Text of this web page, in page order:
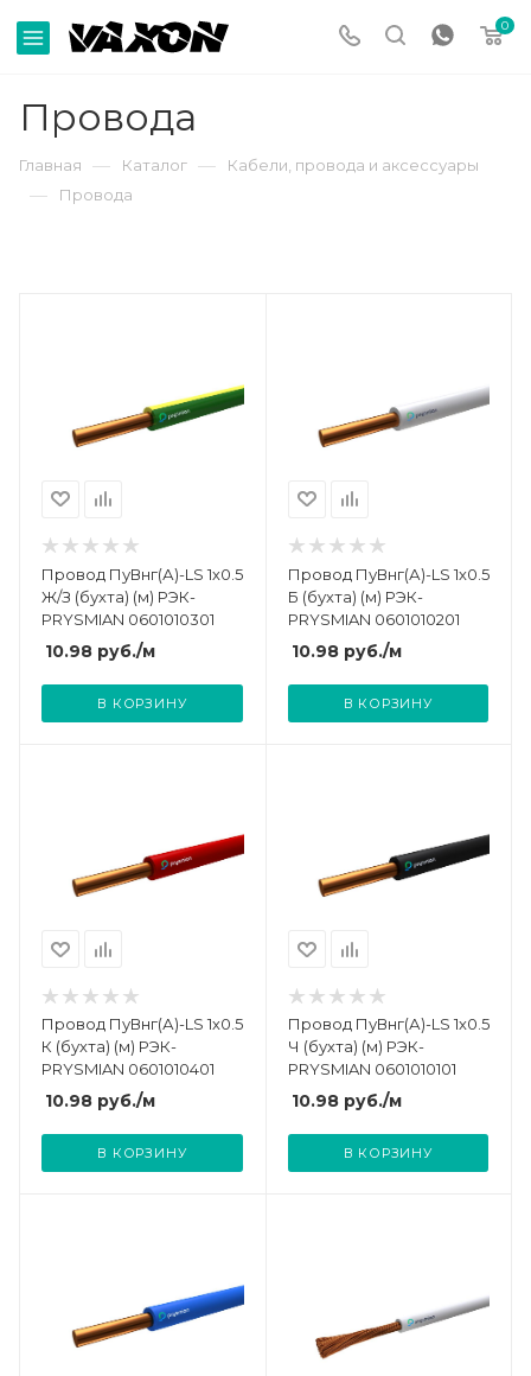
0
Провода
Главная — Каталог — Кабели, провода и аксессуары
— Провода
Провод ПуВнг(А)-LS 1х0.5
Ж/З (бухта) (м) РЭК-
PRYSMIAN 0601010301
10.98 руб./м
В КОРЗИНУ
Провод ПуВнг(А)-LS 1х0.5
Б (бухта) (м) РЭК-
PRYSMIAN 0601010201
10.98руб./м
В КОРЗИНУ
Провод ПуВнг(А)-LS 1х0.5
К (бухта) (м) РЭК-
PRYSMIAN 0601010401
10.98 руб./м
В КОРЗИНУ
Провод ПуВнг(А)-LS 1х0.5
Ч (бухта) (м) РЭК-
PRYSMIAN 0601010101
10.98руб./м
В КОРЗИНУ